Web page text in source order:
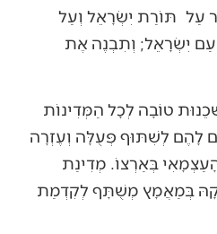
עַל תּוֹרַת יִשְׂרָאֵל וְעַל
יִשְׂרָאֵל; וְתִבְנֶה אֶת
טוֹבָה לְכָל הַמְּדִינוֹת
לָהֶם לְשִׁתּוּף פְּעֻלָּה וְעֶזְרָה
בְּאַרְצוֹ. מְדִינַת
בְּמַאֲמָץ מְשֻׁתָּף לְקִדְמַת